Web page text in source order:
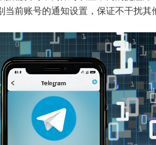
当前账号的通知设置，保证不干扰其